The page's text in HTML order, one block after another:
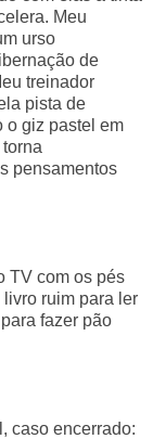
Meu
urso
de
treinador
pista de
o giz pastel em
pensamentos
TV com os pés
ruim para ler
fazer pão
caso encerrado: